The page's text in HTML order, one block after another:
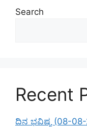
Search
Recent
ದಿನ ಭವಿಷ್ಯ (08-